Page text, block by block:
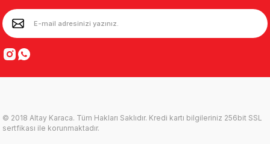
© 2018 Altay Karaca. Tüm Hakları Saklıdır. Kredi kartı bilgileriniz 256bit SSL
sertfikası ile korunmaktadır.